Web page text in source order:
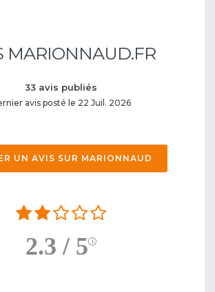
MARIONNAUD.FR
33 avis publiés
avis posté le 22 Juil. 2026
UN AVIS SUR MARIONNAUD
2.3 / 5